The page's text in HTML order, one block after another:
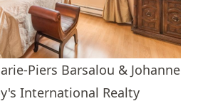
Piers Barsalou & Johanne
International Realty